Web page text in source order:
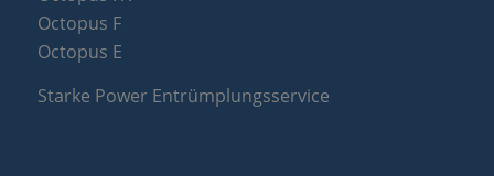
Octopus F
Octopus E
Starke Power Entrümplungsservice